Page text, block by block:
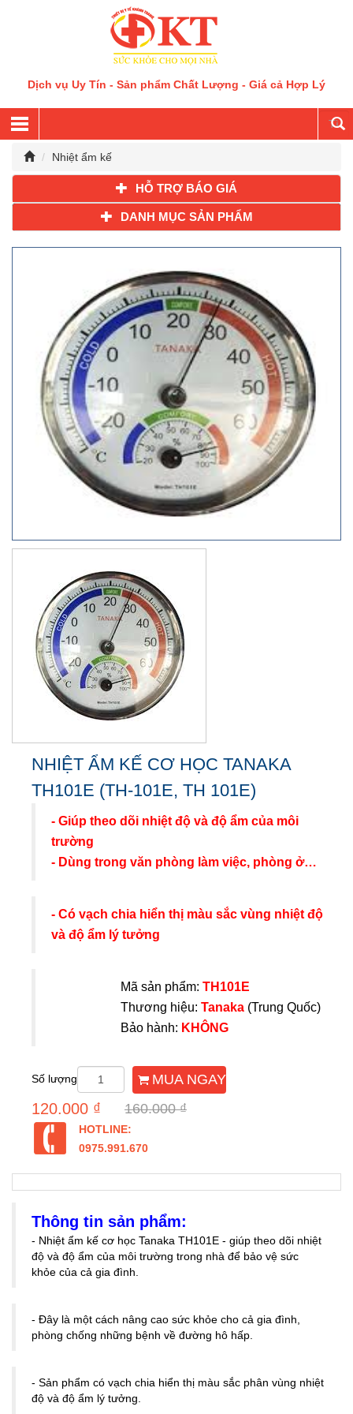
Dịch vụ Uy Tín - Sản phẩm Chất Lượng - Giá cả Hợp Lý
Nhiệt ẩm kế
HỖ TRỢ BÁO GIÁ
DANH MỤC SẢN PHẨM
NHIỆT ẨM KẾ CƠ HỌC TANAKA
TH101E (TH-101E, TH 101E)
- Giúp theo dõi nhiệt độ và độ ẩm của môi
trường
- Dùng trong văn phòng làm việc, phòng ở…
- Có vạch chia hiển thị màu sắc vùng nhiệt độ
và độ ẩm lý tưởng
Mã sản phẩm: TH101E
Thương hiệu: Tanaka (Trung Quốc)
Bảo hành: KHÔNG
Số lượng MUA NGAY
120.000 ₫ 160.000 ₫
HOTLINE:
0975.991.670
Thông tin sản phẩm:
- Nhiệt ẩm kế cơ học Tanaka TH101E - giúp theo dõi nhiệt
độ và độ ẩm của môi trường trong nhà để bảo vệ sức
khỏe của cả gia đình.
- Đây là một cách nâng cao sức khỏe cho cả gia đình,
phòng chống những bệnh về đường hô hấp.
- Sản phẩm có vạch chia hiển thị màu sắc phân vùng nhiệt
độ và độ ẩm lý tưởng.